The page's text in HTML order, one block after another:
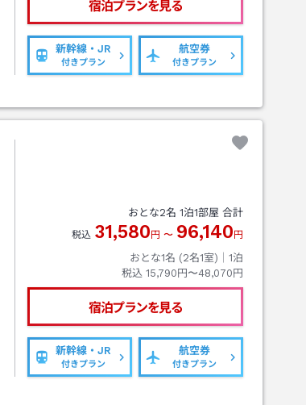
宿泊プランを見る
新幹線・JR
付きプラン
航空券
付きプラン
おとな2名 1泊1部屋 合計
税込 31,580 円 〜 96,140 円
おとな1名 (2名1室)｜ 1泊
税込 15,790円〜48,070円
宿泊プランを見る
新幹線・JR
付きプラン
航空券
付きプラン